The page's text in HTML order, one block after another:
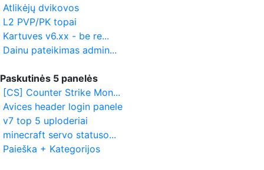
Atlikėjų dvikovos
L2 PVP/PK topai
Kartuves v6.xx - be re...
Dainu pateikimas admin...
Paskutinės 5 panelės
[CS] Counter Strike Mon...
Avices header login panele
v7 top 5 uploderiai
minecraft servo statuso...
Paieška + Kategorijos